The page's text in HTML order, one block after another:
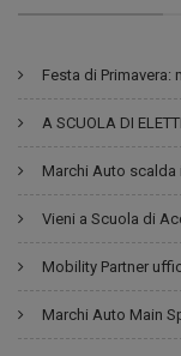
Festa di
A SCUOLA DI
Marchi Auto scalda
Vieni a Scuola di
Mobility Partner
Marchi Auto Main